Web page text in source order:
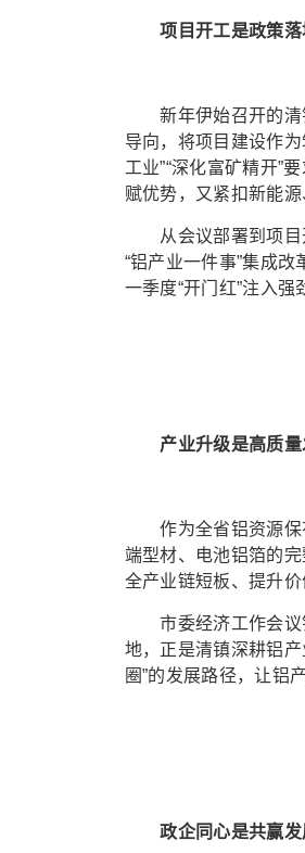
项目开工是政策落
新年伊始召开的清镇
导向，将项目建设作
工业”“深化富矿精开”
赋优势，又紧扣新能
从会议部署到项目开
“铝产业一件事”集成
一季度“开门红”注入强
产业升级是高质量
作为全省铝资源保有
端型材、电池铝箔的
全产业链短板、提升价
市委经济工作会议锚
地，正是清镇深耕铝
圈”的发展路径，让铝
政企同心是共赢